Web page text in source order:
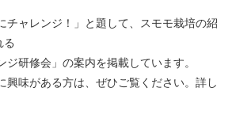
ャレンジ！」と題して、スモモ栽培の紹
る
ジ研修会」の案内を掲載しています。
味がある方は、ぜひご覧ください。詳し